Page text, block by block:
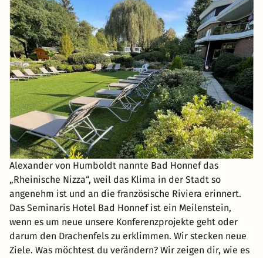
Alexander von Humboldt nannte Bad Honnef das
„Rheinische Nizza“, weil das Klima in der Stadt so
angenehm ist und an die französische Riviera erinnert.
Das Seminaris Hotel Bad Honnef ist ein Meilenstein,
wenn es um neue unsere Konferenzprojekte geht oder
darum den Drachenfels zu erklimmen. Wir stecken neue
Ziele. Was möchtest du verändern? Wir zeigen dir, wie es